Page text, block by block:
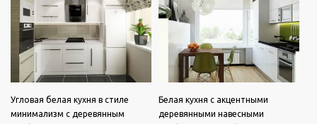
Угловая белая кухня в стиле
минимализм с деревянным
Белая кухня с акцентными
деревянными навесными